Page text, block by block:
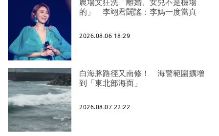
的」 李翊君闢謠：李媽一度當真
2026.08.06 18:29
白海豚路徑又南修！ 海警範圍擴增
到「東北部海面」
2026.08.07 22:22